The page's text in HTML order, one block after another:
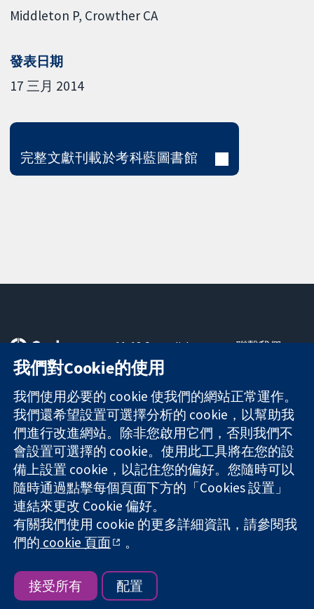
Middleton P Crowther CA
發表日期
17 三月 2014
完整文獻刊載於考科藍圖書館
可信任實證
知情決定
更完善的健康照
護
11-13 Cavendish
Square
London
W1G 0AN
United Kingdom
聯繫我們
關於我們
工作機會
Cochrane
Library
The Cochrane Collaboration is a charity (no. 1045921) and a
company limited by guarantee (no. 03044323) registered in
England & Wales. VAT registration number GB 718 2127 49.
版權所有 © 2026 The Cochrane Collaboration
網站條款與條件|免責聲明|隱私權
我們對Cookie的使用
我們使用必要的 cookie 使我們的網站正常運作。
我們還希望設置可選擇分析的 cookie，以幫助我
們進行改進網站。除非您啟用它們，否則我們不
會設置可選擇的 cookie。使用此工具將在您的設
備上設置 cookie，以記住您的偏好。您隨時可以
隨時通過點擊每個頁面下方的「Cookies 設置」
連結來更改 Cookie 偏好。
有關我們使用 cookie 的更多詳細資訊，請參閱我
們的 cookie 頁面 。
接受所有 配置